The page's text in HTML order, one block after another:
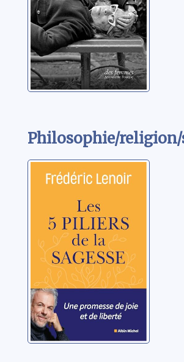
Philosophie/
Les cinq piliers
de la
sagesse:petit
manuel de
résistance
intérieure
Lenoir, Frédéric